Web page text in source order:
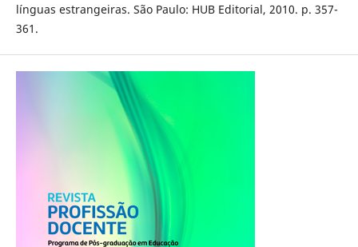
línguas estrangeiras. São Paulo: HUB Editorial, 2010. p. 357-
361.